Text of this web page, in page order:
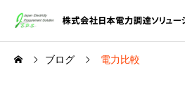
ブログ 電力比較